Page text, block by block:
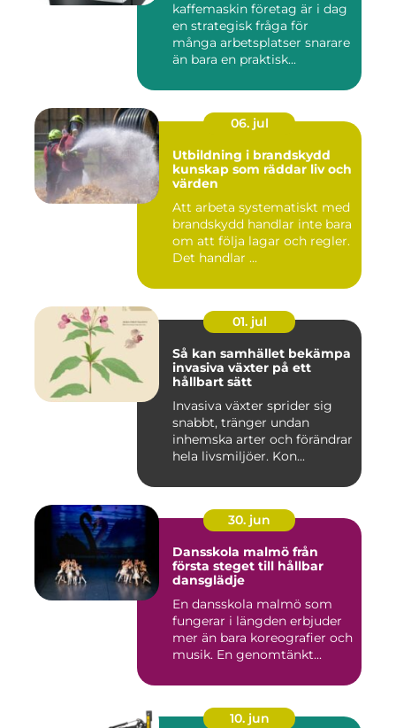
kaffemaskin företag är i dag
en strategisk fråga för
många arbetsplatser snarare
än bara en praktisk...
06. jul
Utbildning i brandskydd
kunskap som räddar liv och
värden
Att arbeta systematiskt med
brandskydd handlar inte bara
om att följa lagar och regler.
Det handlar ...
01. jul
Så kan samhället bekämpa
invasiva växter på ett
hållbart sätt
Invasiva växter sprider sig
snabbt, tränger undan
inhemska arter och förändrar
hela livsmiljöer. Kon...
30. jun
Dansskola malmö från
första steget till hållbar
dansglädje
En dansskola malmö som
fungerar i längden erbjuder
mer än bara koreografier och
musik. En genomtänkt...
10. jun